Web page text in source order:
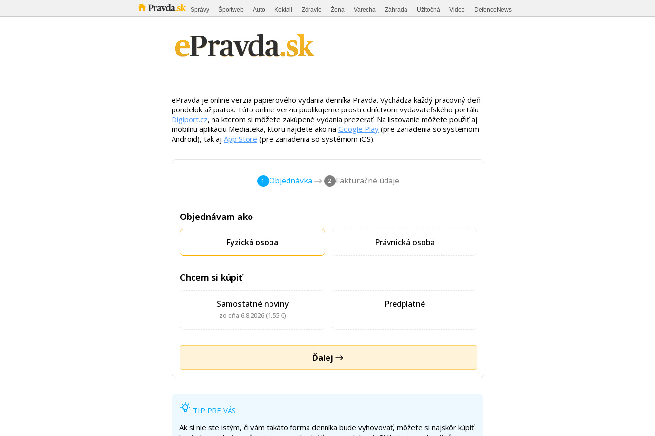
Správy Športweb Auto Koktail Zdravie Žena Varecha Záhrada Užitočná Video DefenceNews
ePravda je online verzia papierového vydania denníka Pravda. Vychádza každý pracovný deň
pondelok až piatok. Túto online verziu publikujeme prostredníctvom vydavateľského portálu
Digiport.cz, na ktorom si môžete zakúpené vydania prezerať. Na listovanie môžete použiť aj
mobilnú aplikáciu Mediatéka, ktorú nájdete ako na Google Play (pre zariadenia so systémom
Android), tak aj App Store (pre zariadenia so systémom iOS).
1 Objednávka 2 Fakturačné údaje
Objednávam ako
Fyzická osoba Právnická osoba
Chcem si kúpiť
Samostatné noviny
zo dňa 6.8.2026 (1.55 €)
Predplatné
Ďalej
TIP PRE VÁS
Ak si nie ste istým, či vám takáto forma denníka bude vyhovovať, môžete si najskôr kúpiť